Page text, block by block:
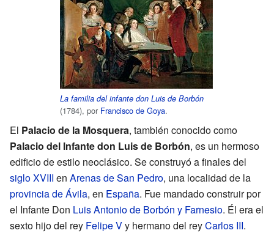
La familia del infante don Luis de Borbón
(1784), por Francisco de Goya.
El Palacio de la Mosquera, también conocido como
Palacio del Infante don Luis de Borbón, es un hermoso
edificio de estilo neoclásico. Se construyó a finales del
siglo XVIII en Arenas de San Pedro, una localidad de la
provincia de Ávila, en España. Fue mandado construir por
el Infante Don Luis Antonio de Borbón y Farnesio. Él era el
sexto hijo del rey Felipe Vy hermano del reyCarlos III.